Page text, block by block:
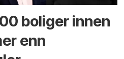
boliger innen
enn